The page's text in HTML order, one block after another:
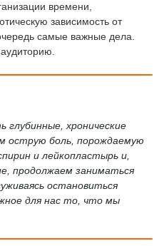
времени,
зависимость от
самые важные дела.
хронические
острую боль, порождаемую
и лейкопластырь и,
продолжаем заниматься
остановиться
для нас то, что мы